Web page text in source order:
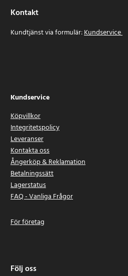
Kontakt
Kundtjänst via formulär:Kundservice
Kundservice
Köpvillkor
Integritetspolicy
Leveranser
Kontakta oss
Ångerköp & Reklamation
Betalningssätt
Lagerstatus
FAQ - Vanliga Frågor
För företag
Följ oss